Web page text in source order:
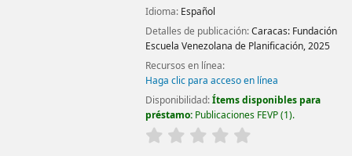
Idioma: Español
Detalles de publicación:Caracas: Fundación
Escuela Venezolana de Planificación,2025
Recursos en línea:
Haga clic para acceso en línea
Disponibilidad:Ítems disponibles para
préstamo: Publicaciones FEVP(1).